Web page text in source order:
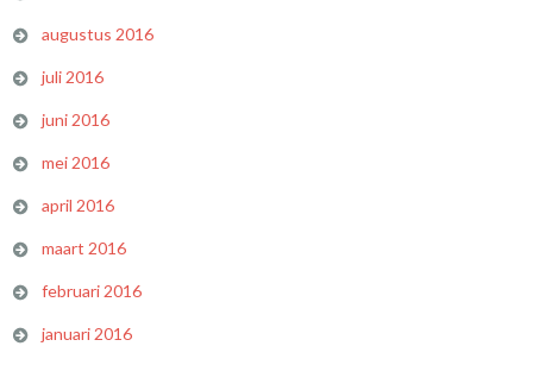
augustus 2016
juli 2016
juni 2016
mei 2016
april 2016
maart 2016
februari 2016
januari 2016